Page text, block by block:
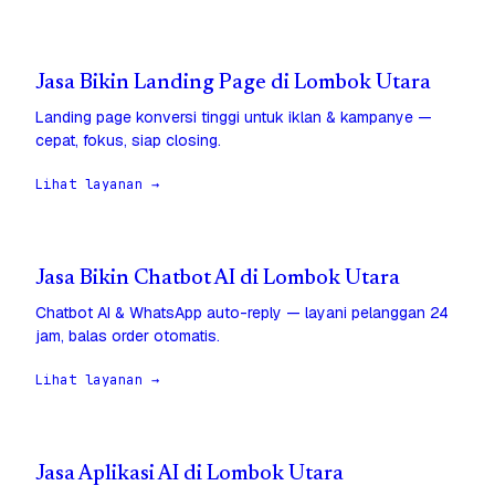
Jasa Bikin Landing Page di Lombok Utara
Landing page konversi tinggi untuk iklan & kampanye —
cepat, fokus, siap closing.
Lihat layanan →
Jasa Bikin Chatbot AI di Lombok Utara
Chatbot AI & WhatsApp auto-reply — layani pelanggan 24
jam, balas order otomatis.
Lihat layanan →
Jasa Aplikasi AI di Lombok Utara